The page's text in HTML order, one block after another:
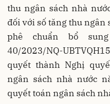
thu ngân sách nhà
đối với số tăng thu ngân
phê chuẩn bổ
40/2023/NQ-
quyết thành Nghị
ngân sách nhà nước
quyết toán ngân sách